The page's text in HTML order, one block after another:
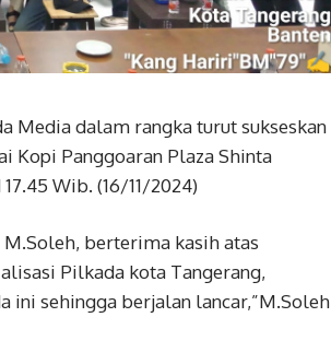
Media dalam rangka turut sukseskan
Kopi Panggoaran Plaza Shinta
Wib. (16/11/2024)
berterima kasih atas
Pilkada kota Tangerang,
ini sehingga berjalan lancar,”M.Soleh